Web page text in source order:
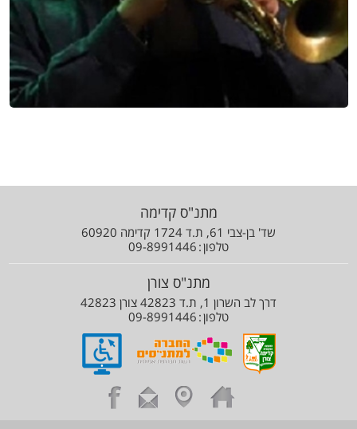
מתנ"ס קדימה
שד' בן-צבי 61, ת.ד 1724 קדימה 60920
טלפון 09-8991446
מתנ"ס צורן
דרך לב השרון 1, ת.ד 42823 צורן 42823
טלפון 09-8991446